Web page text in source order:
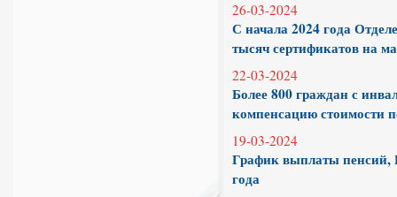
26-03-2024
С начала 2024 года
тысяч сертификатов на
22-03-2024
Более 800 граждан с
компенсацию стоимости
19-03-2024
График выплаты пенсий,
года